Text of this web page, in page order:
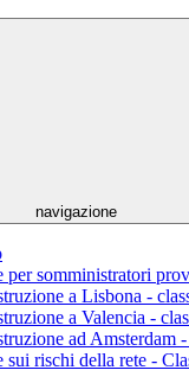
navigazione
per somministratori
a Lisbona -
a Valencia -
ad Amsterdam
sui rischi della rete -